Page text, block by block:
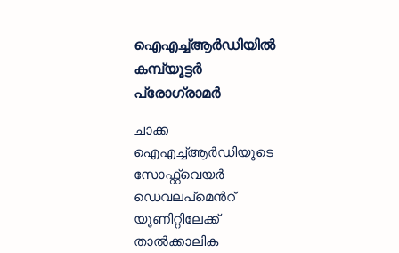
ഐഎച്ച്ആർഡിയിൽ
കമ്പ്യൂട്ടർ
പ്രോഗ്രാമർ
ചാക്ക
ഐഎച്ച്ആർഡിയുടെ
സോഫ്റ്റ്‌വെയർ
ഡെവലപ്മെൻറ്
യൂണിറ്റിലേക്ക്
താൽക്കാലിക